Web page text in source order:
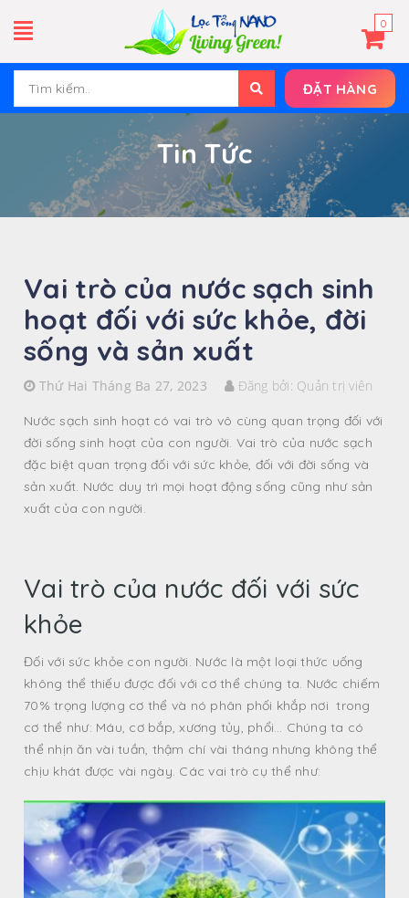
0
ĐẶT HÀNG
Tin Tức
Vai trò của nước sạch sinh
hoạt đối với sức khỏe, đời
sống và sản xuất
Thứ Hai Tháng Ba 27, 2023 Đăng bởi: Quản trị viên
Nước sạch sinh hoạt có vai trò vô cùng quan trọng đối với
đời sống sinh hoạt của con người. Vai trò của nước sạch
đặc biệt quan trọng đối với sức khỏe, đối với đời sống và
sản xuất. Nước duy trì mọi hoạt động sống cũng như sản
xuất của con người.
Vai trò của nước đối với sức
khỏe
Đối với sức khỏe con người. Nước là một loại thức uống
không thể thiếu được đối với cơ thể chúng ta. Nước chiếm
70% trọng lượng cơ thể và nó phân phối khắp nơi trong
cơ thể như: Máu, cơ bắp, xương tủy, phổi… Chúng ta có
thể nhịn ăn vài tuần, thậm chí vài tháng nhưng không thể
chịu khát được vài ngày. Các vai trò cụ thể như: